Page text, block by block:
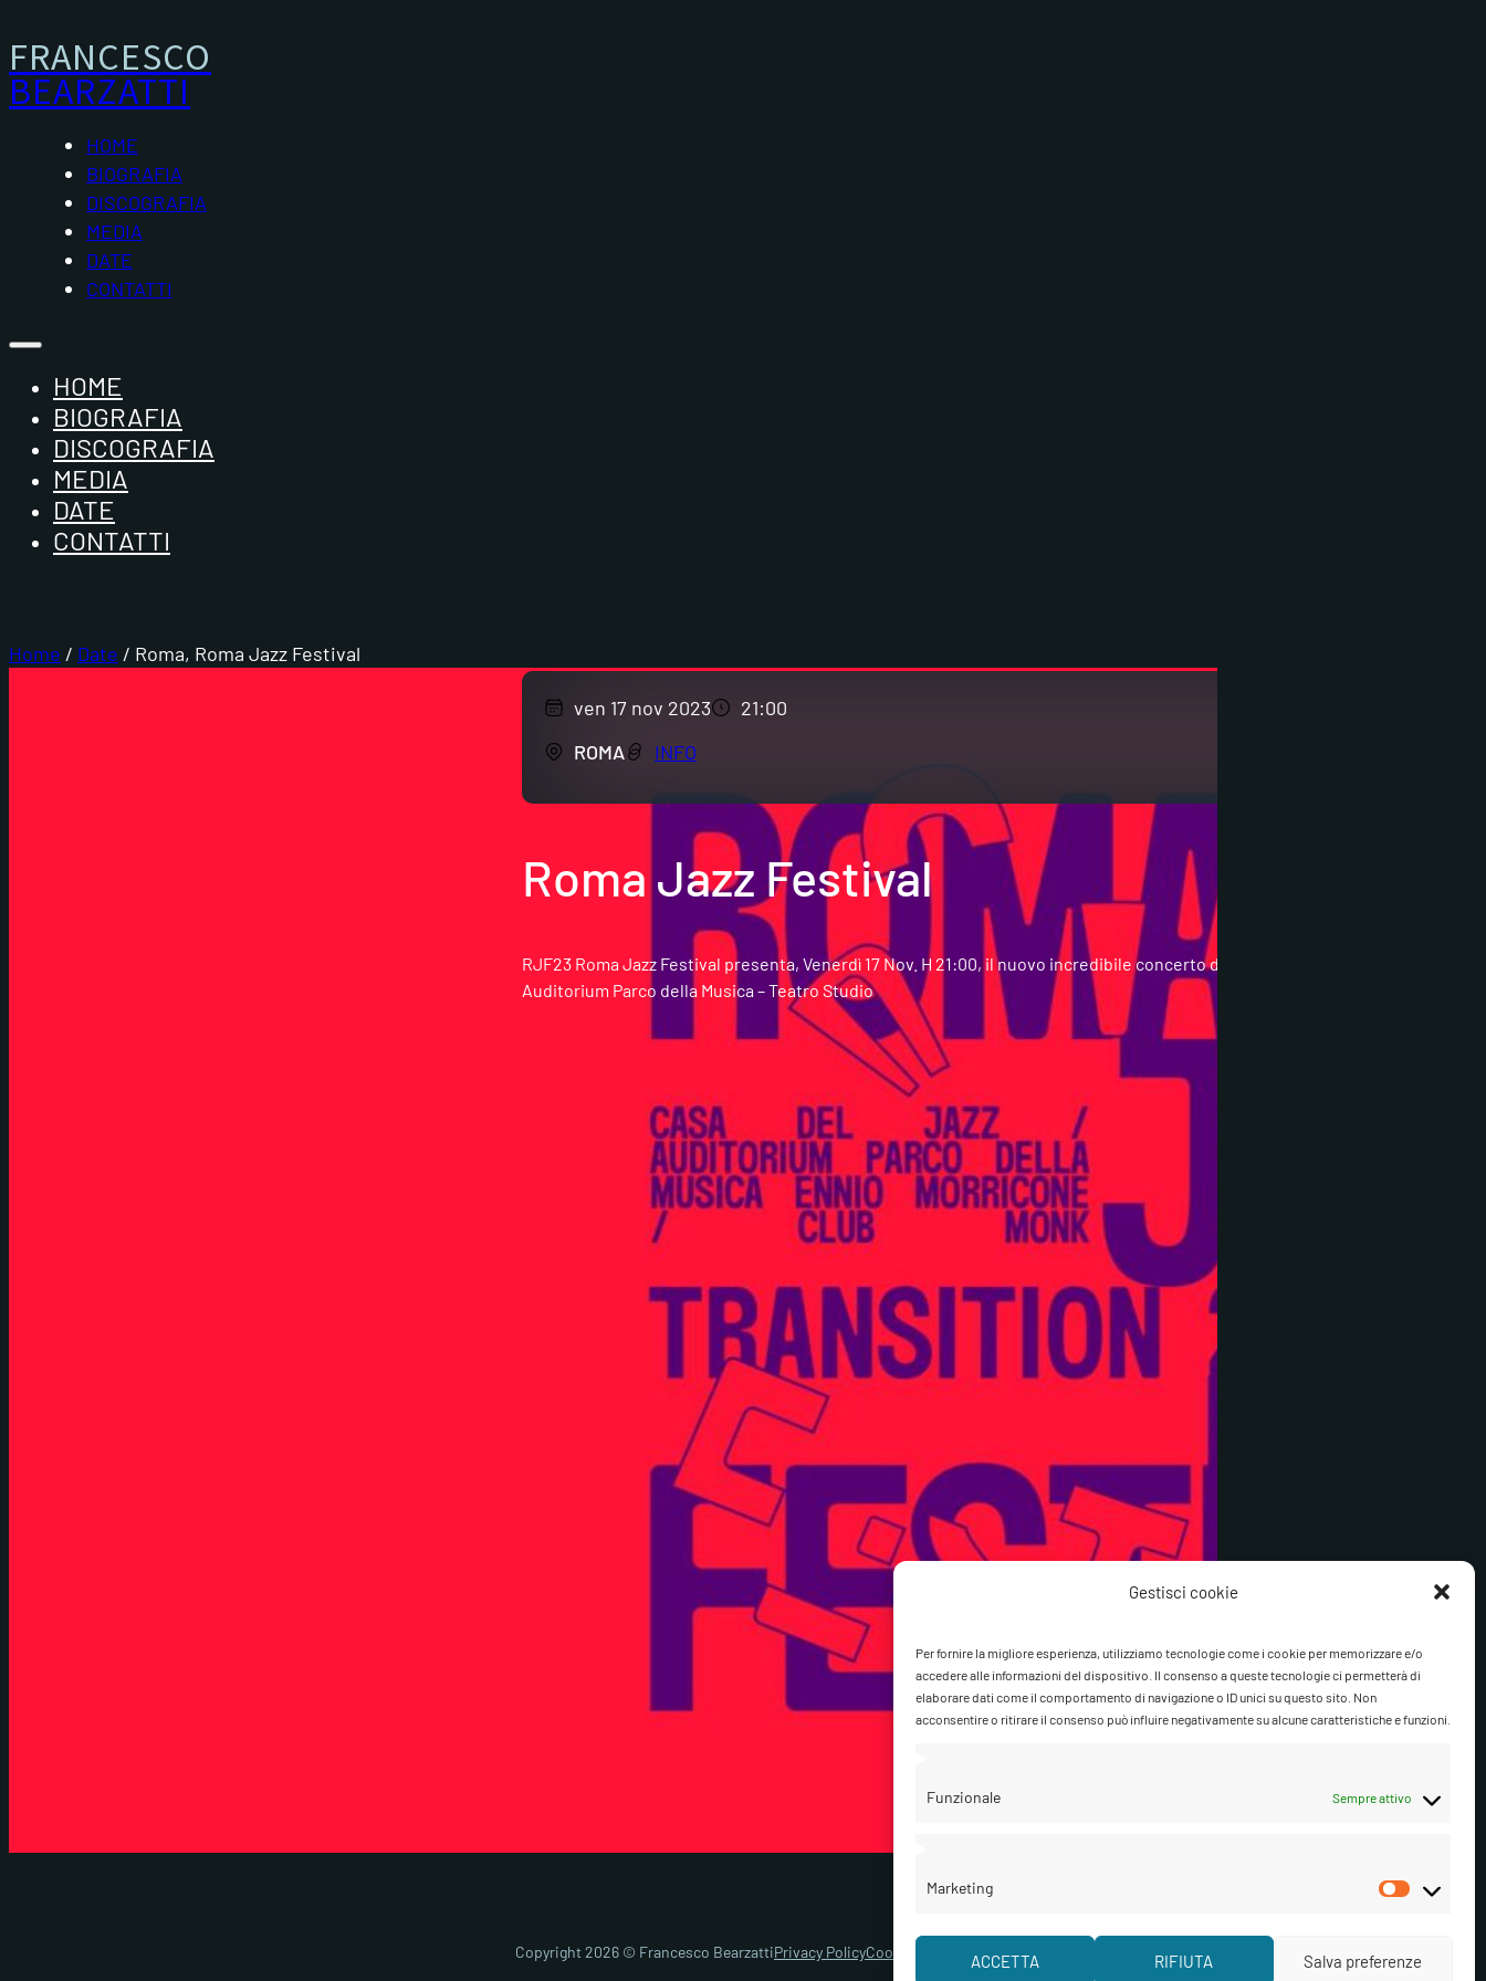
Gestisci cookie
Per fornire la migliore esperienza, utilizziamo tecnologie come i cookie per memorizzare e/o
accedere alle informazioni del dispositivo. Il consenso a queste tecnologie ci permetterà di
elaborare dati come il comportamento di navigazione o ID unici su questo sito. Non
acconsentire o ritirare il consenso può influire negativamente su alcune caratteristiche e funzioni.
Funzionale Sempre attivo
Marketing
ACCETTA RIFIUTA Salva preferenze
FRANCESCO
BEARZATTI
HOME
BIOGRAFIA
DISCOGRAFIA
MEDIA
DATE
CONTATTI
HOME
BIOGRAFIA
DISCOGRAFIA
MEDIA
DATE
CONTATTI
Home / Date / Roma, Roma Jazz Festival
ven 17 nov 2023
21:00
ROMA
INFO
Roma Jazz Festival
RJF23 Roma Jazz Festival presenta, Venerdì 17 Nov. H 21:00, il nuovo incredibile concerto di Francesco Bearzatti “POST
Auditorium Parco della Musica – Teatro Studio
Copyright 2026 © Francesco BearzattiPrivacy PolicyCookie Policy Gestisci cookie
Segui su Facebook
Segui su Instagram
Ascolta su Spotify